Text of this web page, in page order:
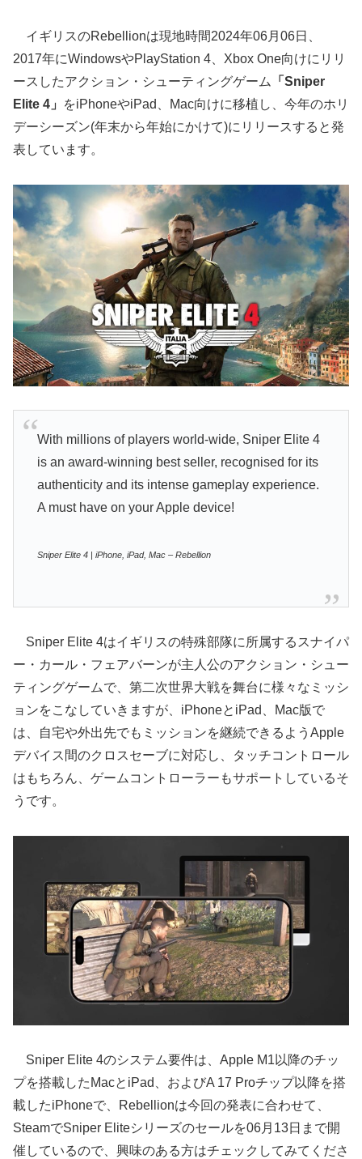
イギリスのRebellionは現地時間2024年06月06日、
2017年にWindowsやPlayStation 4、Xbox One向けにリリ
ースしたアクション・シューティングゲーム
「Sniper
Elite 4」
をiPhoneやiPad、Mac向けに移植し、今年のホリ
デーシーズン(年末から年始にかけて)にリリースすると発
表しています。
With millions of players world-wide, Sniper Elite 4
is an award-winning best seller, recognised for its
authenticity and its intense gameplay experience.
A must have on your Apple device!
Sniper Elite 4 | iPhone, iPad, Mac – Rebellion
Sniper Elite 4はイギリスの特殊部隊に所属するスナイパ
ー・カール・フェアバーンが主人公のアクション・シュー
ティングゲームで、第二次世界大戦を舞台に様々なミッシ
ョンをこなしていきますが、iPhoneとiPad、Mac版で
は、自宅や外出先でもミッションを継続できるようApple
デバイス間のクロスセーブに対応し、タッチコントロール
はもちろん、ゲームコントローラーもサポートしているそ
うです。
Sniper Elite 4のシステム要件は、Apple M1以降のチッ
プを搭載したMacとiPad、およびA 17 Proチップ以降を搭
載したiPhoneで、Rebellionは今回の発表に合わせて、
SteamでSniper Eliteシリーズのセールを06月13日まで開
催しているので、興味のある方はチェックしてみてくださ